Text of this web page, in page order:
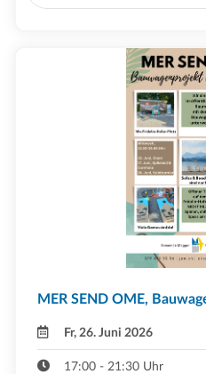
MER SEND OME,
Fr, 26. Juni 2026
17:00 - 21:30 Uhr